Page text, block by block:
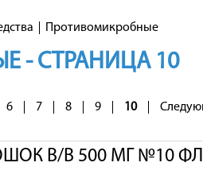
Противомикробные
- СТРАНИЦА 10
6 7 8 9 10
В/В 500 МГ №10